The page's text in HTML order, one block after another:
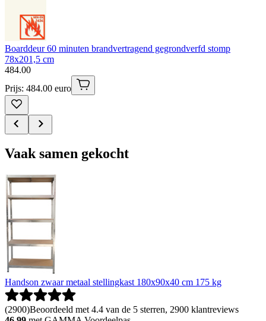
Boarddeur 60 minuten brandvertragend gegrondverfd stomp
78x201,5 cm
484.00
Prijs: 484.00 euro
Vaak samen gekocht
Handson zwaar metaal stellingkast 180x90x40 cm 175 kg
(2900)Beoordeeld met 4.4 van de 5 sterren, 2900 klantreviews